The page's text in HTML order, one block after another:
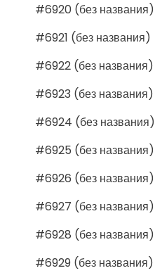
#6920 (без названия)
#6921 (без названия)
#6922 (без названия)
#6923 (без названия)
#6924 (без названия)
#6925 (без названия)
#6926 (без названия)
#6927 (без названия)
#6928 (без названия)
#6929 (без названия)